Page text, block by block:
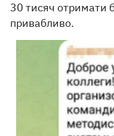
30 тисяч отримати
привабливо.